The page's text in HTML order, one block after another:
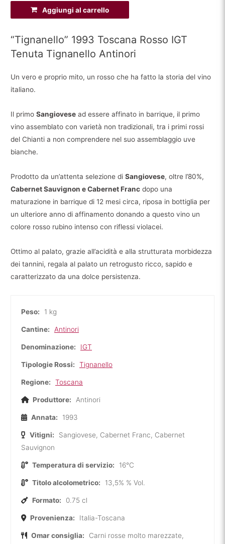
"Tignanello"
1993
Rosso
IGT
Tignanello
Antinori
Aggiungi al carrello
“Tignanello” 1993 Toscana Rosso IGT
Tenuta Tignanello Antinori
Un vero e proprio mito, un rosso che ha fatto la storia del vino
italiano.
Il primoSangiovese ad essere affinato in barrique, il primo
vino assemblato con varietà non tradizionali, tra i primi rossi
del Chianti a non comprendere nel suo assemblaggio uve
bianche.
Prodotto da un’attenta selezione diSangiovese, oltre l’80%,
Cabernet Sauvignon e Cabernet Franc dopo una
maturazione in barrique di 12 mesi circa, riposa in bottiglia per
un ulteriore anno di affinamento donando a questo vino un
colore rosso rubino intenso con riflessi violacei.
Ottimo al palato, grazie all’acidità e alla strutturata morbidezza
dei tannini, regala al palato un retrogusto ricco, sapido e
caratterizzato da una dolce persistenza.
Peso: 1 kg
Cantine: Antinori
Denominazione: IGT
Tipologie Rossi: Tignanello
Regione: Toscana
Produttore: Antinori
Annata: 1993
Vitigni:
Sangiovese, Cabernet Franc, Cabernet
Sauvignon
Temperatura di servizio: 16°C
Titolo alcolometrico: 13,5% % Vol.
Formato: 0.75 cl
Provenienza: Italia-Toscana
Omar consiglia:
Carni rosse molto marezzate,